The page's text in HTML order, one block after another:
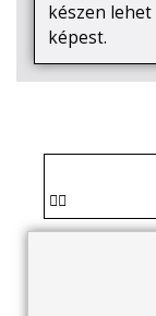
készen
képest.